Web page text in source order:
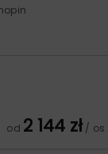
od 2 144 zł/ os.